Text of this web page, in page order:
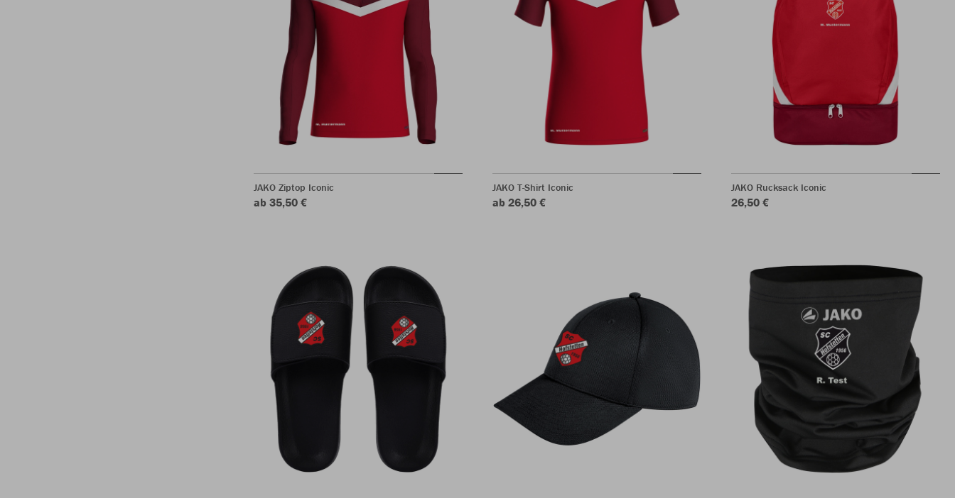
JAKO Ziptop Iconic
ab 35,50 €
JAKO T-Shirt Iconic
ab 26,50 €
JAKO Rucksack Iconic
26,50 €